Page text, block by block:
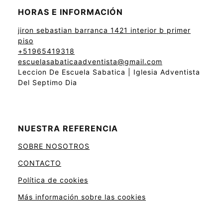
HORAS E INFORMACIÓN
jiron sebastian barranca 1421 interior b primer
piso
+51965419318
escuelasabaticaadventista@gmail.com
Leccion De Escuela Sabatica | Iglesia Adventista
Del Septimo Dia
NUESTRA REFERENCIA
SOBRE NOSOTROS
CONTACTO
Política de cookies
Más información sobre las cookies